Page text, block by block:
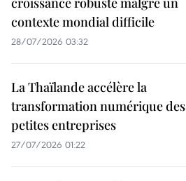
contexte mondial difficile
28/07/2026 03:32
La Thaïlande accélère la
transformation numérique des
petites entreprises
27/07/2026 01:22